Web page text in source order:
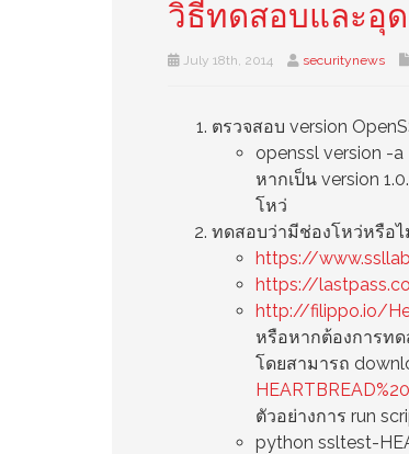
วิธีทดสอบและอุ
July 18th, 2014 securitynews
ตรวจสอบ version
openssl version -a
หากเป็น version
โหว่
ทดสอบว่ามีช่องโหว่หรือไ
https://
https://
http://filippo.io/
หรือหากต้องการท
โดยสามารถ
ตัวอย่างการ run
python ssltest-